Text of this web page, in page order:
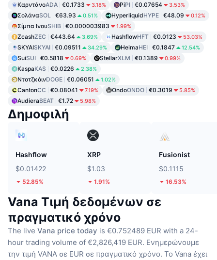
ΚαρντάνοADA €0.1733 3.18% PiPI €0.07654 3.53%
ΣολάναSOL €63.93 0.51% HyperliquidHYPE €48.09 0.12%
Σίμπα ΙνουSHIB €0.000003983 1.99%
ZcashZEC €443.64 3.69% HashflowHFT €0.0123 53.03%
SKYAISKYAI €0.09511 34.29% HeimaHEI €0.1847 12.54%
SuiSUI €0.5818 0.69% StellarXLM €0.1389 0.99%
KaspaKAS €0.0226 2.38%
ΝτοτζκόινDOGE €0.06051 1.02%
CantonCC €0.08041 7.19% OndoONDO €0.3019 5.85%
AudieraBEAT €1.72 5.98%
Δημοφιλή
Hashflow
$0.01422
52.85%
XRP
$1.03
1.91%
Fusionist
$0.1115
16.53%
Vana Τιμή δεδομένων σε
πραγματικό χρόνο
The live Vana price today is €0.752489 EUR with a 24-
hour trading volume of €2,826,419 EUR. Ενημερώνουμε
την τιμή VANA σε EUR σε πραγματικό χρόνο. Το Vana έχει